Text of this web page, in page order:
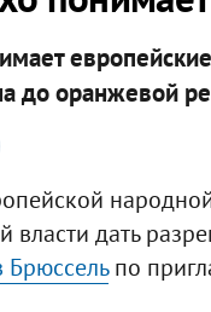
до оранжевой
власти дать
Брюссельпо